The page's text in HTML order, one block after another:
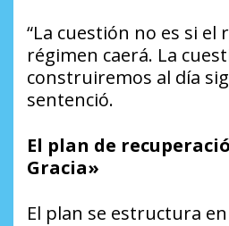
“La cuestión no es si el
régimen caerá. La
construiremos al día
sentenció.
El plan de
Gracia»
El plan se estructura